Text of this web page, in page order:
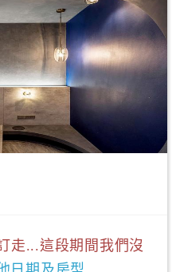
走...這段期間我們沒